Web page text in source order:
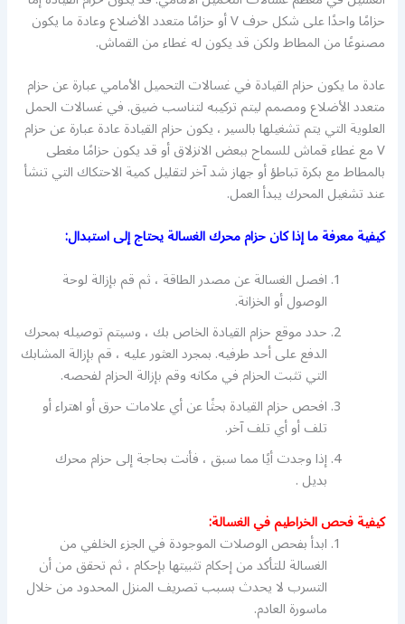
حزامًا واحدًا على شكل حرف V أو حزامًا متعدد الأضلاع وعادة ما يكون
مصنوعًا من المطاط ولكن قد يكون له غطاء من القماش.
عادة ما يكون حزام القيادة في غسالات التحميل الأمامي عبارة عن حزام
متعدد الأضلاع ومصمم ليتم تركيبه لتناسب ضيق. في غسالات الحمل
العلوية التي يتم تشغيلها بالسير ، يكون حزام القيادة عادة عبارة عن حزام
V مع غطاء قماش للسماح ببعض الانزلاق أو قد يكون حزامًا مغطى
بالمطاط مع بكرة تباطؤ أو جهاز شد آخر لتقليل كمية الاحتكاك التي تنشأ
عند تشغيل المحرك يبدأ العمل.
كيفية معرفة ما إذا كان حزام محرك الغسالة يحتاج إلى استبدال:
افصل الغسالة عن مصدر الطاقة ، ثم قم بإزالة لوحة
الوصول أو الخزانة.
حدد موقع حزام القيادة الخاص بك ، وسيتم توصيله بمحرك
الدفع على أحد طرفيه. بمجرد العثور عليه ، قم بإزالة المشابك
التي تثبت الحزام في مكانه وقم بإزالة الحزام لفحصه.
افحص حزام القيادة بحثًا عن أي علامات حرق أو اهتراء أو
تلف أو أي تلف آخر.
إذا وجدت أيًا مما سبق ، فأنت بحاجة إلى حزام محرك
بديل .
كيفية فحص الخراطيم في الغسالة:
ابدأ بفحص الوصلات الموجودة في الجزء الخلفي من
الغسالة للتأكد من إحكام تثبيتها بإحكام ، ثم تحقق من أن
التسرب لا يحدث بسبب تصريف المنزل المحدود من خلال
ماسورة العادم.